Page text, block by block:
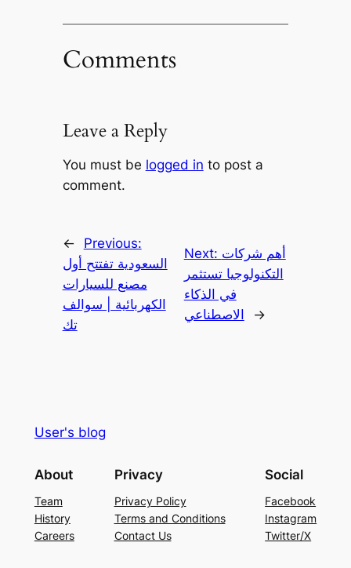
Comments
Leave a Reply
You must be logged in to post a
comment.
←
Previous:
السعودية تفتتح أول
مصنع للسيارات
الكهربائية | سوالف
تك
Next: أهم شركات
التكنولوجيا تستثمر
في الذكاء
الاصطناعي
→
User's blog
About
Team
History
Careers
Privacy
Privacy Policy
Terms and Conditions
Contact Us
Social
Facebook
Instagram
Twitter/X